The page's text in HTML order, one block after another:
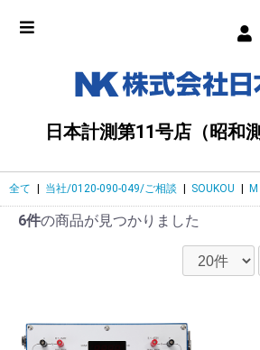
日本計測第11号店（昭和
全て 当社/0120-090-049/ご相談 SOUKOU
6件の商品が見つかりました